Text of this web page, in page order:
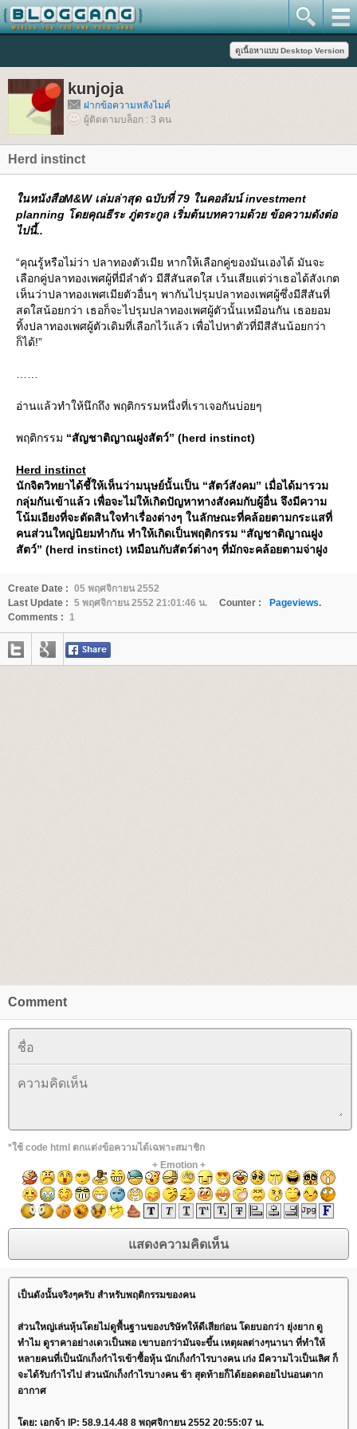
kunjoja
ฝากข้อความหลังไมค์
ผู้ติดตามบล็อก : 3 คน
Herd instinct
นหนังสือM&W เล่มล่าสุด ฉบับที่ 79 ในคอลัมน์ investment
planning โดยคุณธีระ ภู่ตระกูล เริ่มต้นบทความด้วย ข้อความดังต่อ
ไปนี้..
“คุณรู้หรือไม่ว่า ปลาทองตัวเมีย หากให้เลือกคู่ของมันเองได้ มันจะ
เลือกคู่ปลาทองเพศผู้ที่มีลำตัว มีสีสันสดใส เว้นเสียแต่ว่าเธอได้สังเกต
เห็นว่าปลาทองเพศเมียตัวอื่นๆ พากันไปรุมปลาทองเพศผู้ซึ่งมีสีสันที่
สดใสน้อยกว่า เธอก็จะไปรุมปลาทองเพศผู้ตัวนั้นเหมือนกัน เธอยอม
ทิ้งปลาทองเพศผู้ตัวเดิมที่เลือกไว้แล้ว เพื่อไปหาตัวที่มีสีสันน้อยกว่า
ก็ได้!”
อ่านแล้วทำให้นึกถึง พฤติกรรมหนึ่งที่เราเจอกันบ่อยๆ
พฤติกรรม “สัญชาติญาณฝูงสัตว์” (herd instinct)
Herd instinct
นักจิตวิทยาได้ชี้ให้เห็นว่ามนุษย์นั้นเป็น “สัตว์สังคม” เมื่อได้มารวม
กลุ่มกันเข้าแล้ว เพื่อจะไม่ให้เกิดปัญหาทางสังคมกับผู้อื่น จึงมีความ
น้มเอียงที่จะตัดสินใจทำเรื่องต่างๆ ในลักษณะที่คล้อยตามกระแสที่
คนส่วนใหญ่นิยมทำกัน ทำให้เกิดเป็นพฤติกรรม “สัญชาติญาณฝูง
สัตว์” (herd instinct) เหมือนกับสัตว์ต่างๆ ที่มักจะคล้อยตามจ่าฝูง
Create Date : 05 พฤศจิกายน 2552
Last Update : 5 พฤศจิกายน 2552 21:01:46 น. Counter :
Pageviews.
Comments : 1
Comment
*ใช้ code html ตกแต่งข้อความได้เฉพาะสมาชิก
+ Emotion+
เป็นดังนั้นจริงๆครับ สำหรับพฤติกรรมของคน
ส่วนใหญ่เล่นหุ้นโดยไม่ดูพื้นฐานของบริษัทให้ดีเสียก่อน โดยบอกว่า ยุ่งยาก ดู
ทำไม ดูราคาอย่างเดวเป็นพอ เขาบอกว่ามันจะขึ้น เหตุผลต่างๆนานา ที่ทำให้
หลายคนที่เป็นนักเก็งกำไรเข้าซื้อหุ้น นักเก็งกำไรบางคน เก่ง มีความไวเป็นเลิศ ก็
จะได้รับกำไรไป ส่วนนักเก็งกำไรบางคน ช้า สุดท้ายก็ได้ยอดดอยไปนอนตาก
อากาศ
ดย: เอกจ้า IP: 58.9.14.48 8 พฤศจิกายน 2552 20:55:07 น.